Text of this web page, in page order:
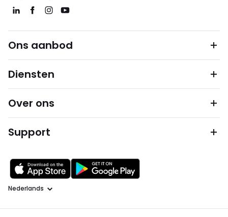
Ons aanbod
Diensten
Over ons
Support
Taal